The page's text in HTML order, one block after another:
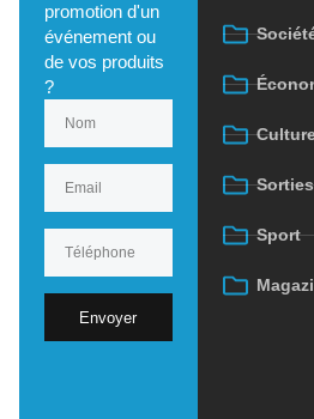
promotion d'un
événement ou
de vos produits
?
Envoyer
Sorties
Sport